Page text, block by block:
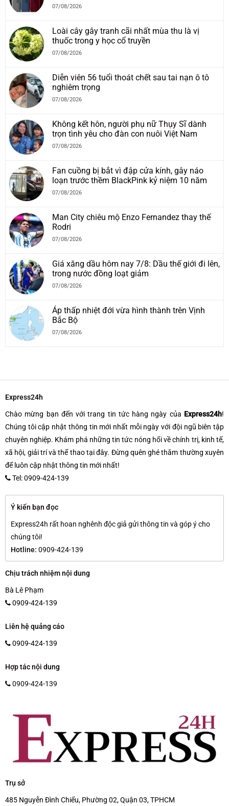
07/08/2026
Loài cây gây tranh cãi nhất mùa thu là vị
thuốc trong y học cổ truyền
07/08/2026
Diễn viên 56 tuổi thoát chết sau tai nạn ô tô
nghiêm trọng
07/08/2026
Không kết hôn, người phụ nữ Thụy Sĩ dành
trọn tình yêu cho đàn con nuôi Việt Nam
07/08/2026
Fan cuồng bị bắt vì đập cửa kính, gây náo
loạn trước thềm BlackPink kỷ niệm 10 năm
07/08/2026
Man City chiêu mộ Enzo Fernandez thay thế
Rodri
07/08/2026
Giá xăng dầu hôm nay 7/8: Dầu thế giới đi lên,
trong nước đồng loạt giảm
07/08/2026
Áp thấp nhiệt đới vừa hình thành trên Vịnh
Bắc Bộ
07/08/2026
Express24h
Chào mừng bạn đến với trang tin tức hàng ngày của Express24h!
Chúng tôi cập nhật thông tin mới nhất mỗi ngày với đội ngũ biên tập
chuyên nghiệp. Khám phá những tin tức nóng hổi về chính trị, kinh tế,
xã hội, giải trí và thể thao tại đây. Đừng quên ghé thăm thường xuyên
để luôn cập nhật thông tin mới nhất!
Tel: 0909-424-139
Ý kiến bạn đọc
Express24h rất hoan nghênh độc giả gửi thông tin và góp ý cho
chúng tôi!
Hotline: 0909-424-139
Chịu trách nhiệm nội dung
Bà Lê Phạm
0909-424-139
Liên hệ quảng cáo
0909-424-139
Hợp tác nội dung
0909-424-139
Trụ sở
485 Nguyễn Đình Chiểu, Phường 02, Quận 03, TPHCM